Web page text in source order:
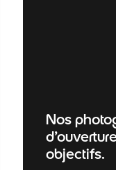
Nos
objectifs.